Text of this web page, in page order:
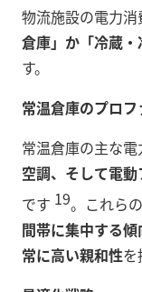
物流施設の電力
倉庫」か「冷蔵・
す。
常温倉庫のプロ
常温倉庫の主な電
空調、そして電
です 19。これら
間帯に集中する傾
常に高い親和性を